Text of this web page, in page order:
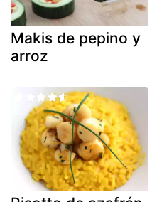
Makis de pepino y
arroz